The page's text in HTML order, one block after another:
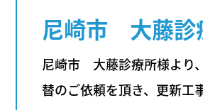
尼崎市 大藤診
尼崎市 大藤診療所様より
替のご依頼を頂き、更新工